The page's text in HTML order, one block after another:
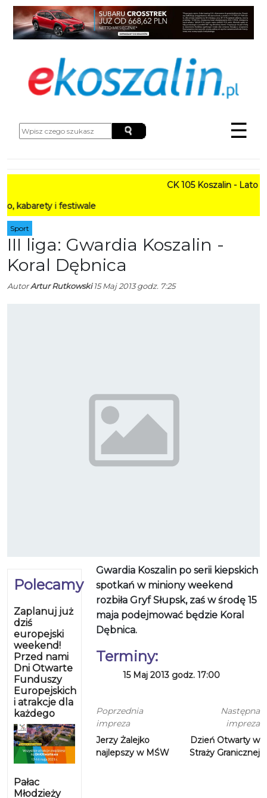
☰
CK 105 Koszalin - Lato w
i festiwale
Sport
III liga: Gwardia Koszalin -
Koral Dębnica
AutorArtur Rutkowski15 Maj 2013 godz. 7:25
Polecamy
Zaplanuj już
dziś
europejski
weekend!
Przed nami
Dni Otwarte
Funduszy
Europejskich
i atrakcje dla
każdego
Pałac
Młodzieży
Gwardia Koszalin po serii kiepskich
spotkań w miniony weekend
rozbiła Gryf Słupsk, zaś w środę 15
maja podejmować będzie Koral
Dębnica.
Terminy:
15 Maj 2013 godz. 17:00
Poprzednia
impreza
Jerzy Żalejko
najlepszy w MŚW
Następna
impreza
Dzień Otwarty w
Straży Granicznej